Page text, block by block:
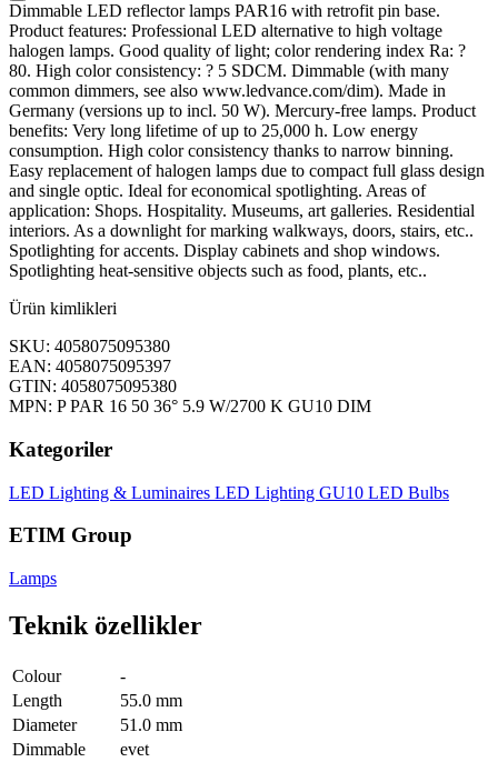
Dimmable LED reflector lamps PAR16 with retrofit pin base.
Product features: Professional LED alternative to high voltage
halogen lamps. Good quality of light; color rendering index Ra: ?
80. High color consistency: ? 5 SDCM. Dimmable (with many
common dimmers, see also www.ledvance.com/dim). Made in
Germany (versions up to incl. 50 W). Mercury-free lamps. Product
benefits: Very long lifetime of up to 25,000 h. Low energy
consumption. High color consistency thanks to narrow binning.
Easy replacement of halogen lamps due to compact full glass design
and single optic. Ideal for economical spotlighting. Areas of
application: Shops. Hospitality. Museums, art galleries. Residential
interiors. As a downlight for marking walkways, doors, stairs, etc..
Spotlighting for accents. Display cabinets and shop windows.
Spotlighting heat-sensitive objects such as food, plants, etc..
Ürün kimlikleri
SKU: 4058075095380
EAN: 4058075095397
GTIN: 4058075095380
MPN: P PAR 16 50 36° 5.9 W/2700 K GU10 DIM
Kategoriler
LED Lighting & Luminaires LED Lighting GU10 LED Bulbs
ETIM Group
Lamps
Teknik özellikler
Colour
-
Length
55.0 mm
Diameter
51.0 mm
Dimmable
evet